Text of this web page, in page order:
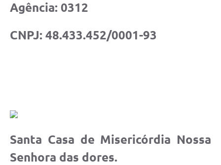
Agência: 0312
CNPJ: 48.433.452/0001-93
Santa Casa de Misericórdia Nossa
Senhora das dores.